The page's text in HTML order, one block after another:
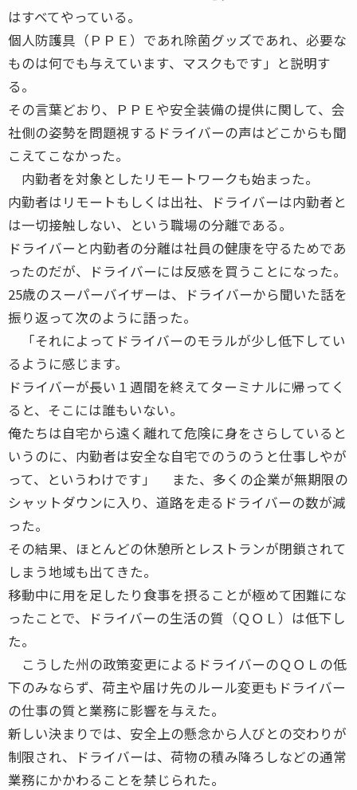
はすべてやっている。
個人防護具（ＰＰＥ）であれ除菌グッズであれ、必要な
ものは何でも与えています、マスクもです」と説明す
る。
その言葉どおり、ＰＰＥや安全装備の提供に関して、会
社側の姿勢を問題視するドライバーの声はどこからも聞
こえてこなかった。
内勤者を対象としたリモートワークも始まった。
内勤者はリモートもしくは出社、ドライバーは内勤者と
は一切接触しない、という職場の分離である。
ドライバーと内勤者の分離は社員の健康を守るためであ
ったのだが、ドライバーには反感を買うことになった。
25歳のスーパーバイザーは、ドライバーから聞いた話を
振り返って次のように語った。
「それによってドライバーのモラルが少し低下してい
るように感じます。
ドライバーが長い１週間を終えてターミナルに帰ってく
ると、そこには誰もいない。
俺たちは自宅から遠く離れて危険に身をさらしていると
いうのに、内勤者は安全な自宅でのうのうと仕事しやが
って、というわけです」 また、多くの企業が無期限の
シャットダウンに入り、道路を走るドライバーの数が減
った。
その結果、ほとんどの休憩所とレストランが閉鎖されて
しまう地域も出てきた。
移動中に用を足したり食事を摂ることが極めて困難にな
ったことで、ドライバーの生活の質（ＱＯＬ）は低下し
た。
こうした州の政策変更によるドライバーのＱＯＬの低
下のみならず、荷主や届け先のルール変更もドライバー
の仕事の質と業務に影響を与えた。
新しい決まりでは、安全上の懸念から人びとの交わりが
制限され、ドライバーは、荷物の積み降ろしなどの通常
業務にかかわることを禁じられた。